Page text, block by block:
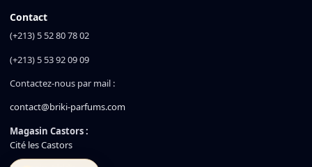
Contact
(+213) 5 52 80 78 02
(+213) 5 53 92 09 09
Contactez-nous par mail :
contact@briki-parfums.com
Magasin Castors :
Cité les Castors